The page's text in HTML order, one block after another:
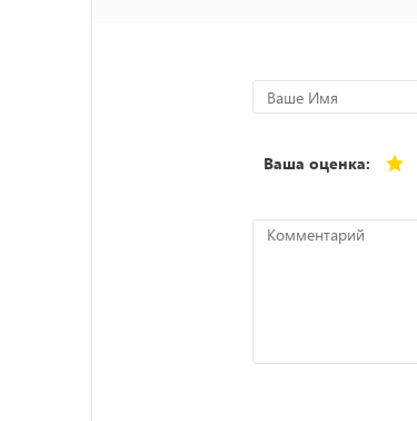
Ваша оценка: